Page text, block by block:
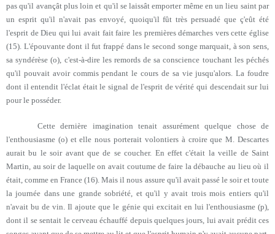
pas qu'il avançât plus loin et qu'il se laissât emporter même en un lieu saint par
un esprit qu'il n'avait pas envoyé, quoiqu'il fût très persuadé que ç'eût été
l'esprit de Dieu qui lui avait fait faire les premières démarches vers cette église
(15). L'épouvante dont il fut frappé dans le second songe marquait, à son sens,
sa syndérèse (o), c'est-à-dire les remords de sa conscience touchant les péchés
qu'il pouvait avoir commis pendant le cours de sa vie jusqu'alors. La foudre
dont il entendit l'éclat était le signal de l'esprit de vérité qui descendait sur lui
pour le posséder.
Cette dernière imagination tenait assurément quelque chose de
l'enthousiasme (o) et elle nous porterait volontiers à croire que M. Descartes
aurait bu le soir avant que de se coucher. En effet c'était la veille de Saint
Martin, au soir de laquelle on avait coutume de faire la débauche au lieu où il
était, comme en France (16). Mais il nous assure qu'il avait passé le soir et toute
la journée dans une grande sobriété, et qu'il y avait trois mois entiers qu'il
n'avait bu de vin. Il ajoute que le génie qui excitait en lui l'enthousiasme (p),
dont il se sentait le cerveau échauffé depuis quelques jours, lui avait prédit ces